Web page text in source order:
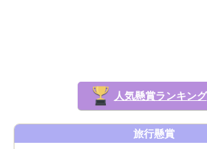
人気懸賞ランキング
旅行懸賞